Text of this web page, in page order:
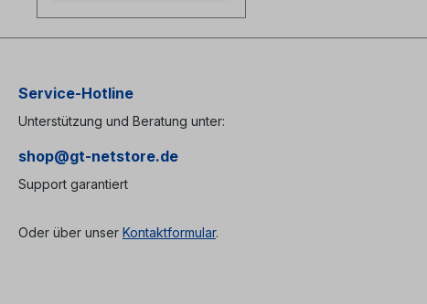
Komponenten und SFP /
Glasfaser LWL duplex
2x1E9/125µm LSZH
singlemode 9/125µm OS2
biegeoptimiertLänge:
Sonderlänge auf
Service-Hotline
Unterstützung und Beratung unter:
shop@gt-netstore.de
Support garantiert
Oder über unser Kontaktformular.